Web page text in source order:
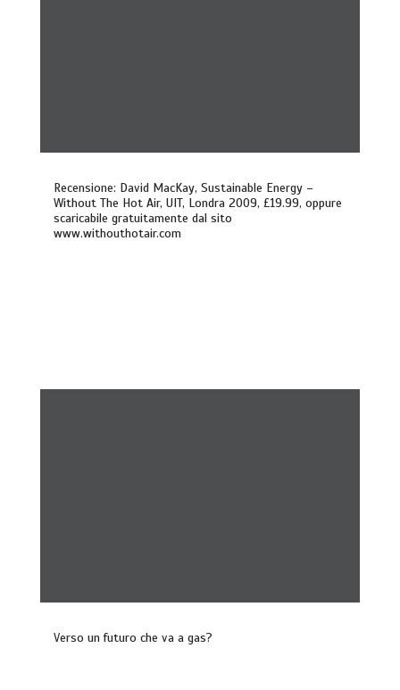
Recensione: David MacKay, Sustainable Energy –
Without The Hot Air, UIT, Londra 2009, £19.99, oppure
scaricabile gratuitamente dal sito
www.withouthotair.com
Verso un futuro che va a gas?